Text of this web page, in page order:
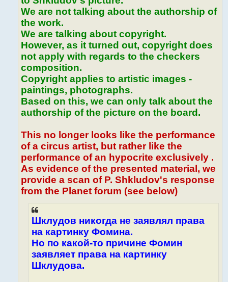
We are not talking about the authorship of
the work.
We are talking about copyright.
However, as it turned out, copyright does
not apply with regards to the checkers
composition.
Copyright applies to artistic images -
paintings, photographs.
Based on this, we can only talk about the
authorship of the picture on the board.
This no longer looks like the performance
of a circus artist, but rather like the
performance of an hypocrite exclusively .
As evidence of the presented material, we
provide a scan of P. Shkludov's response
from the Planet forum (see below)
Шклудов никогда не заявлял права
на картинку Фомина.
Но по какой-то причине Фомин
заявляет права на картинку
Шклудова.